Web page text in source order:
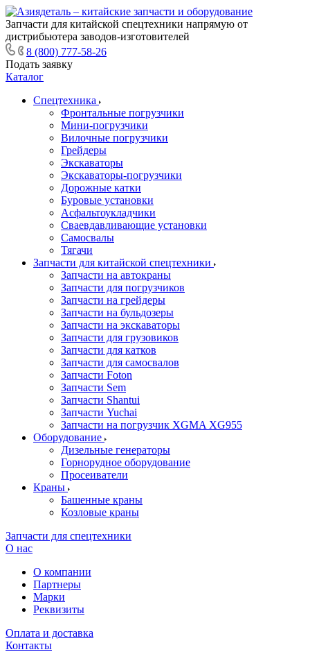
Запчасти для китайской спецтехники напрямую от
дистрибьютера заводов-изготовителей
8 (800) 777-58-26
Подать заявку
Каталог
Спецтехника
Фронтальные погрузчики
Мини-погрузчики
Вилочные погрузчики
Грейдеры
Экскаваторы
Экскаваторы-погрузчики
Дорожные катки
Буровые установки
Асфальтоукладчики
Сваевдавливающие установки
Самосвалы
Тягачи
Запчасти для китайской спецтехники
Запчасти на автокраны
Запчасти для погрузчиков
Запчасти на грейдеры
Запчасти на бульдозеры
Запчасти на экскаваторы
Запчасти для грузовиков
Запчасти для катков
Запчасти для самосвалов
Запчасти Foton
Запчасти Sem
Запчасти Shantui
Запчасти Yuchai
Запчасти на погрузчик XGMA XG955
Оборудование
Дизельные генераторы
Горнорудное оборудование
Просеиватели
Краны
Башенные краны
Козловые краны
Запчасти для спецтехники
О нас
О компании
Партнеры
Марки
Реквизиты
Оплата и доставка
Контакты